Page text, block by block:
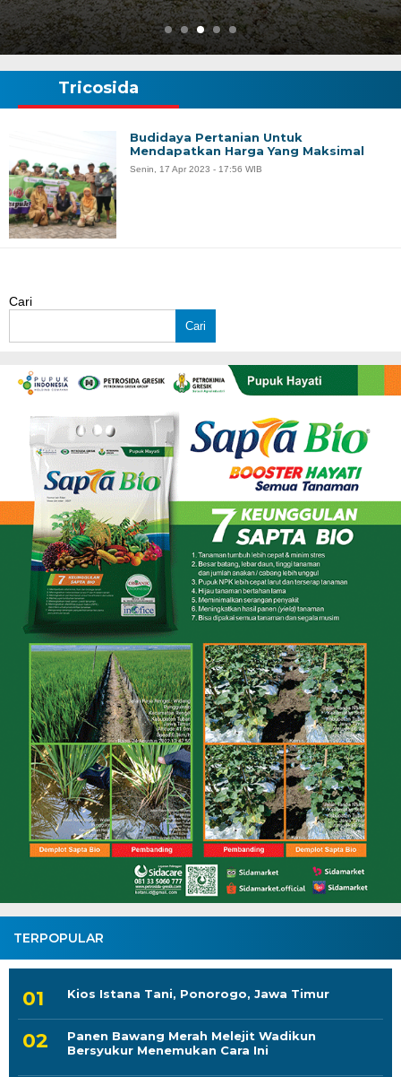
Cari
Cari
TERPOPULAR
Kios Istana Tani, Ponorogo, Jawa Timur
Panen Bawang Merah Melejit Wadikun
Bersyukur Menemukan Cara Ini
Tricosida
Budidaya Pertanian Untuk
Mendapatkan Harga Yang Maksimal
Senin, 17 Apr 2023 - 17:56 WIB